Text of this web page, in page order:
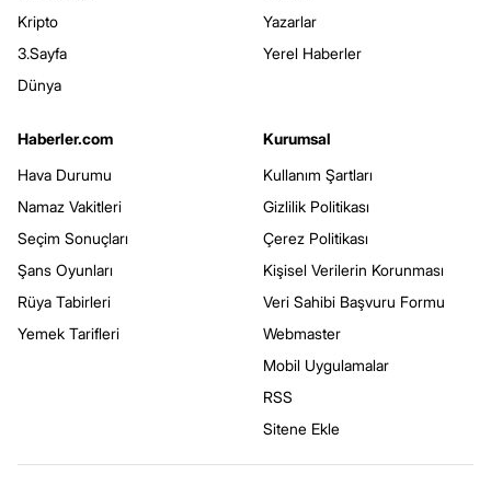
Kripto
3.Sayfa
Dünya
Yazarlar
Yerel Haberler
Haberler.com
Hava Durumu
Namaz Vakitleri
Seçim Sonuçları
Şans Oyunları
Rüya Tabirleri
Yemek Tarifleri
Kurumsal
Kullanım Şartları
Gizlilik Politikası
Çerez Politikası
Kişisel Verilerin Korunması
Veri Sahibi Başvuru Formu
Webmaster
Mobil Uygulamalar
RSS
Sitene Ekle